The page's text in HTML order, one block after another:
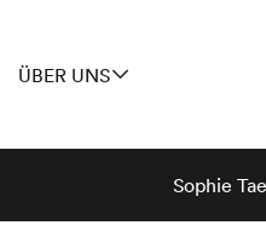
ÜBER UNS
Sophie